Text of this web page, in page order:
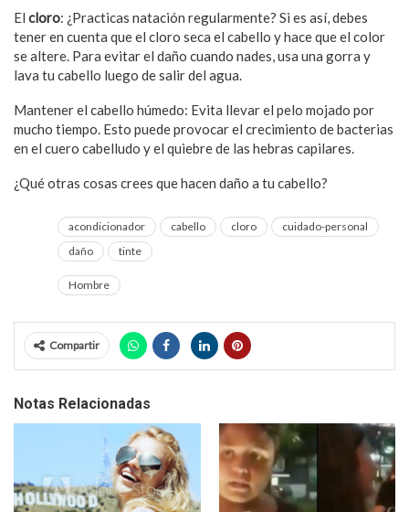
El cloro: ¿Practicas natación regularmente? Si es así, debes
tener en cuenta que el cloro seca el cabello y hace que el color
se altere. Para evitar el daño cuando nades, usa una gorra y
lava tu cabello luego de salir del agua.
Mantener el cabello húmedo: Evita llevar el pelo mojado por
mucho tiempo. Esto puede provocar el crecimiento de bacterias
en el cuero cabelludo y el quiebre de las hebras capilares.
¿Qué otras cosas crees que hacen daño a tu cabello?
acondicionador cabello cloro
cuidado-personal
daño
tinte
Hombre
Compartir
Notas Relacionadas